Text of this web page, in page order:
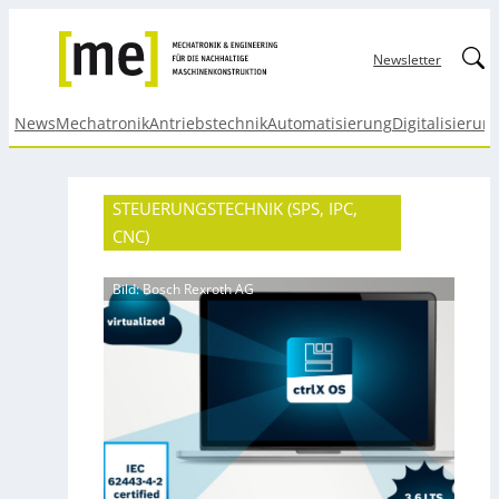
Newsletter
NewsMechatronikAntriebstechnikAutomatisierung
STEUERUNGSTECHNIK (SPS, IPC,
CNC)
Bild: Bosch Rexroth AG